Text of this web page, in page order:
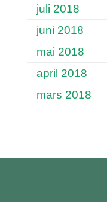
juli 2018
juni 2018
mai 2018
april 2018
mars 2018